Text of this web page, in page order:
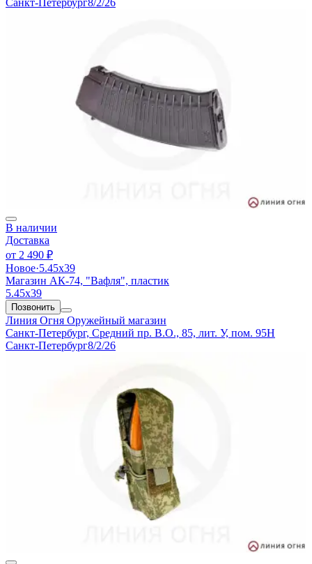
В наличии
Доставка
от 2 490 ₽
Новое·5.45х39
Магазин АК-74, "Вафля", пластик
5.45х39
Позвонить
Линия Огня Оружейный магазин
Санкт-Петербург, Средний пр. В.О., 85, лит. У, пом. 95Н
Санкт-Петербург8/2/26